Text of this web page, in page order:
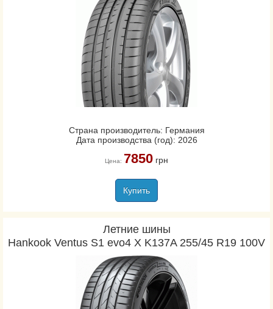
Страна производитель: Германия
Дата производства (год): 2026
Цена: 7850грн
Купить
Летние шины
Hankook Ventus S1 evo4 X K137A 255/45 R19 100V